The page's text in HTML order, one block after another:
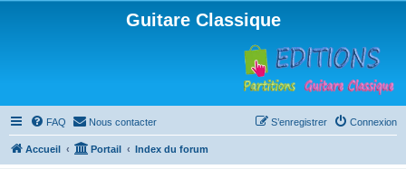
Guitare Classique
FAQ Nous contacter Connexion
S’enregistrer
Accueil Portail Index du forum